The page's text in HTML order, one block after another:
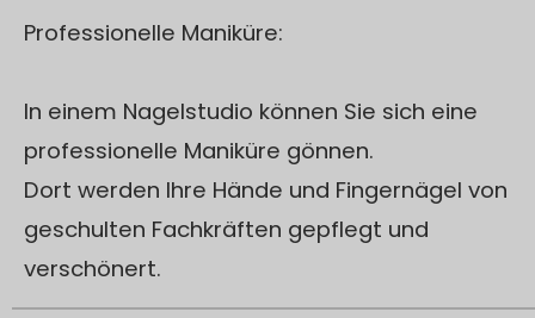
Professionelle Maniküre:
In einem Nagelstudio können Sie sich eine
professionelle Maniküre gönnen.
Dort werden Ihre Hände und Fingernägel von
geschulten Fachkräften gepflegt und
verschönert.